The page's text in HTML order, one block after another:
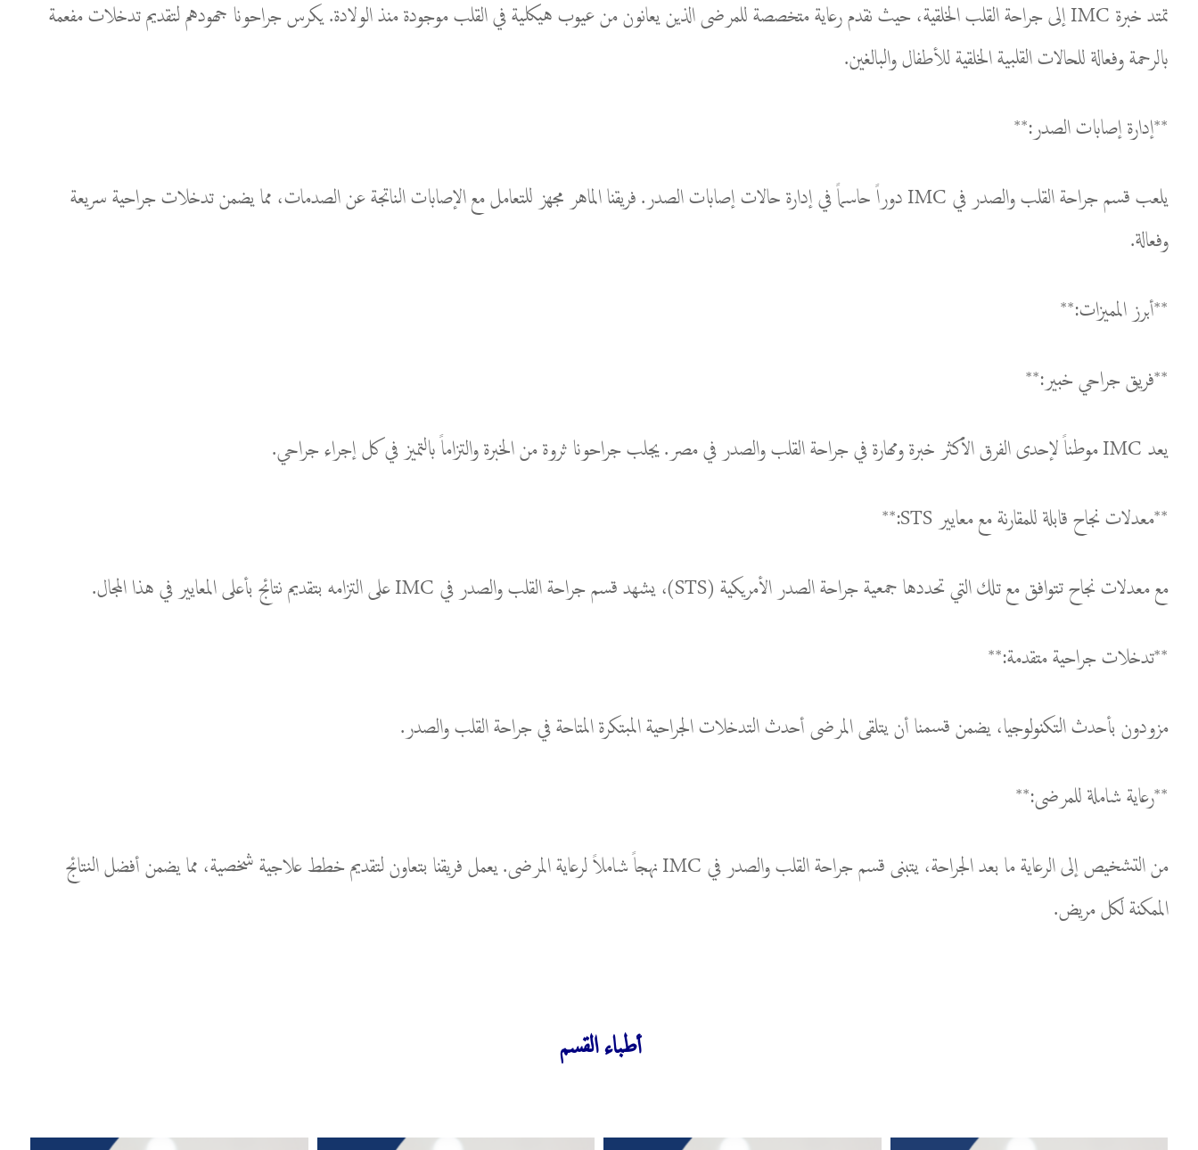
تمتد خبرة IMC إلى جراحة القلب الخلقية، حيث نقدم رعاية متخصصة للمرضى الذين يعانون من عيوب هيكلية في القلب موجودة منذ الولادة. يكرس جراحونا جهودهم لتقديم تدخلات مفعمة
بالرحمة وفعالة للحالات القلبية الخلقية للأطفال والبالغين.
**إدارة إصابات الصدر:**
يلعب قسم جراحة القلب والصدر في IMC دوراً حاسماً في إدارة حالات إصابات الصدر. فريقنا الماهر مجهز للتعامل مع الإصابات الناتجة عن الصدمات، مما يضمن تدخلات جراحية سريعة
وفعالة.
**أبرز المميزات:**
**فريق جراحي خبير:**
يعد IMC موطناً لإحدى الفرق الأكثر خبرة ومهارة في جراحة القلب والصدر في مصر. يجلب جراحونا ثروة من الخبرة والتزاماً بالتميز في كل إجراء جراحي.
**معدلات نجاح قابلة للمقارنة مع معايير STS:**
مع معدلات نجاح تتوافق مع تلك التي تحددها جمعية جراحة الصدر الأمريكية (STS)، يشهد قسم جراحة القلب والصدر في IMC على التزامه بتقديم نتائج بأعلى المعايير في هذا المجال.
**تدخلات جراحية متقدمة:**
مزودون بأحدث التكنولوجيا، يضمن قسمنا أن يتلقى المرضى أحدث التدخلات الجراحية المبتكرة المتاحة في جراحة القلب والصدر.
**رعاية شاملة للمرضى:**
من التشخيص إلى الرعاية ما بعد الجراحة، يتبنى قسم جراحة القلب والصدر في IMC نهجاً شاملاً لرعاية المرضى. يعمل فريقنا بتعاون لتقديم خطط علاجية شخصية، مما يضمن أفضل النتائج
الممكنة لكل مريض.
أطباء القسم